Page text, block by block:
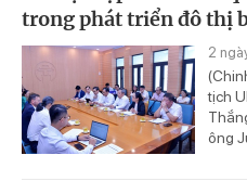
trong phát triển đô thị
2
tịch
ông